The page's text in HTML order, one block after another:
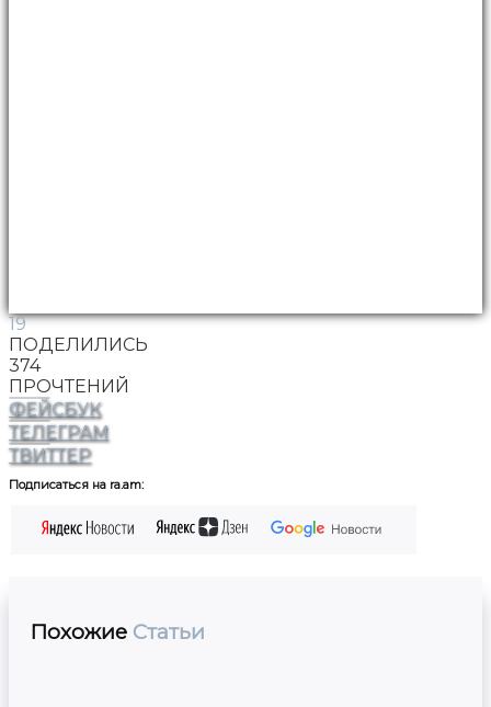
19
ПОДЕЛИЛИСЬ
374
ПРОЧТЕНИЙ
ФЕЙСБУК
ТЕЛЕГРАМ
ТВИТТЕР
Подписаться на ra.am:
Похожие Статьи